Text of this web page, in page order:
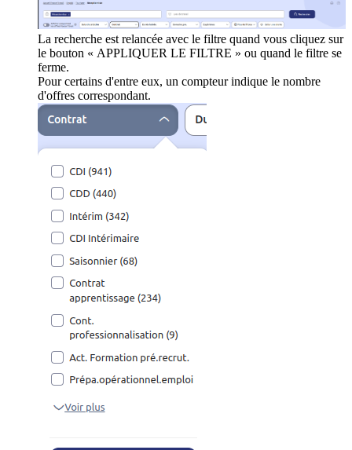
La recherche est relancée avec le filtre quand vous cliquez sur
le bouton « APPLIQUER LE FILTRE » ou quand le filtre se
ferme.
Pour certains d'entre eux, un compteur indique le nombre
d'offres correspondant.